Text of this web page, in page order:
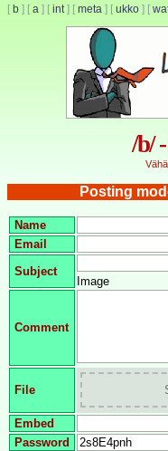
[ b ] [ a ] [ int] [ meta ] [ ukko ] [
/b/
Posting
Name
Email
Subject
Image
Comment
File
Embed
Password